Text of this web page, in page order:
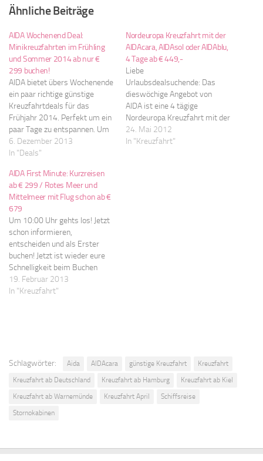
Ähnliche Beiträge
AIDA Wochenend Deal:
Minikreuzfahrten im Frühling
und Sommer 2014 ab nur €
299 buchen!
AIDA bietet übers Wochenende
ein paar richtige günstige
Kreuzfahrtdeals für das
Frühjahr 2014. Perfekt um ein
paar Tage zu entspannen. Um
nur € 299 gehts los! Hier eine
Übersicht der Deals: 4 Tage
14.04.2014 Schiff: AIDAvita
Häfen: ab Mallorca, Cannes,
Barcelona, an Mallorca Kosten
nur € 299…
6. Dezember 2013
In "Deals"
Nordeuropa Kreuzfahrt mit der
AIDAcara, AIDAsol oder AIDAblu,
4 Tage ab € 449,-
Liebe
Urlaubsdealsuchende: Das
dieswöchige Angebot von
AIDA ist eine 4 tägige
Nordeuropa Kreuzfahrt mit der
AIDAcara, AIDAsol oder
AIDAblu. Bis zum 31.5. habt ihr
24. Mai 2012
In "Kreuzfahrt"
AIDA First Minute: Kurzreisen
ab € 299 / Rotes Meer und
Mittelmeer mit Flug schon ab €
679
Um 10:00 Uhr gehts los! Jetzt
schon informieren,
entscheiden und als Erster
buchen! Jetzt ist wieder eure
Schnelligkeit beim Buchen
gefragt. Restkabinen und
Stornokabinen kommen
entscheiden, desto mehr…
19. Februar 2013
In "Kreuzfahrt"
Schlagwörter: Aida AIDAcara günstige Kreuzfahrt
Kreuzfahrt
Kreuzfahrt ab Deutschland
Kreuzfahrt ab Hamburg
Kreuzfahrt ab Kiel
Kreuzfahrt ab Warnemünde
Kreuzfahrt April
Schiffsreise
Stornokabinen